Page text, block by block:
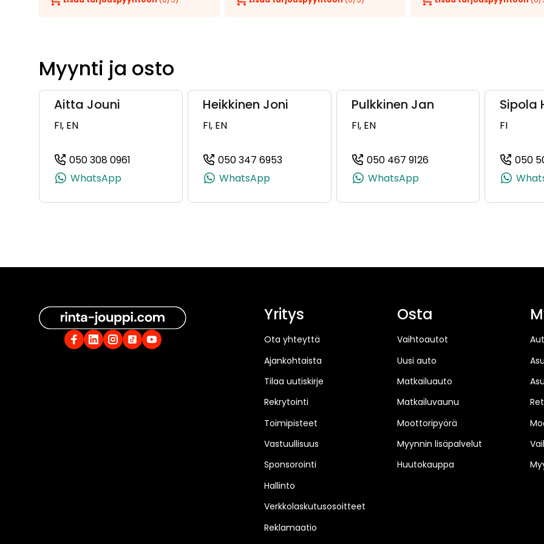
Myynti ja osto
Aitta Jouni
FI, EN
050 308 0961
(+358503080961, 0503080961, +358 50 308 0961)
WhatsApp
Heikkinen Joni
FI, EN
050 347 6953
(+358503476953, 0503476953, +358 50 347 6953)
WhatsApp
Pulkkinen Jan
FI, EN
050 467 9126
(+358504679126,
WhatsApp
Sipola
FI
050
Yritys
Ota yhteyttä
Ajankohtaista
Tilaa uutiskirje
Rekrytointi
Toimipisteet
Vastuullisuus
Sponsorointi
Hallinto
Verkkolaskutusosoitteet
Reklamaatio
Osta
Vaihtoautot
Uusi auto
Matkailuauto
Matkailuvaunu
Moottoripyörä
Myynnin lisäpalvelut
Huutokauppa